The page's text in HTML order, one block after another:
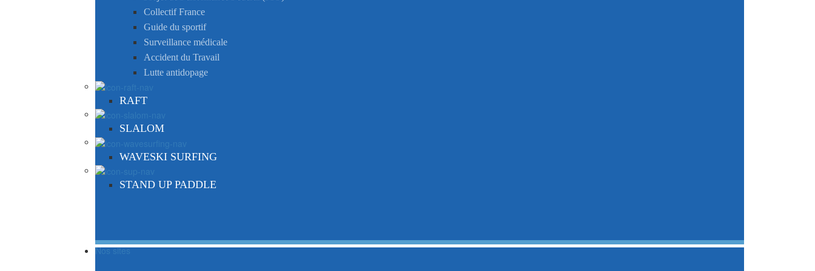
Collectif France
Guide du sportif
Surveillance médicale
Accident du Travail
Lutte antidopage
RAFT
SLALOM
WAVESKI SURFING
STAND UP PADDLE
Nos sites